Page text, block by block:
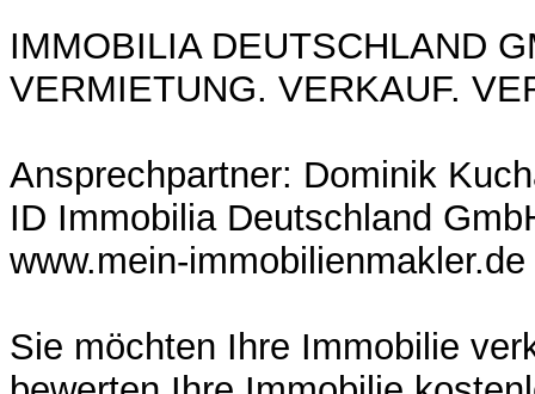
IMMOBILIA DEUTSCHLAND
VERMIETUNG. VERKAUF.
Ansprechpartner: Dominik
ID Immobilia Deutschland
www.mein-immobilienmakler.de
Sie möchten Ihre Immobilie